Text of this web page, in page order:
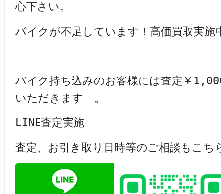
心下さい。
バイクが不足しています！高価買取実施
バイク持ち込みのお客様には査定￥
いただきます 。
LINE査定実施
査定、お引き取り日時等のご相談もこち